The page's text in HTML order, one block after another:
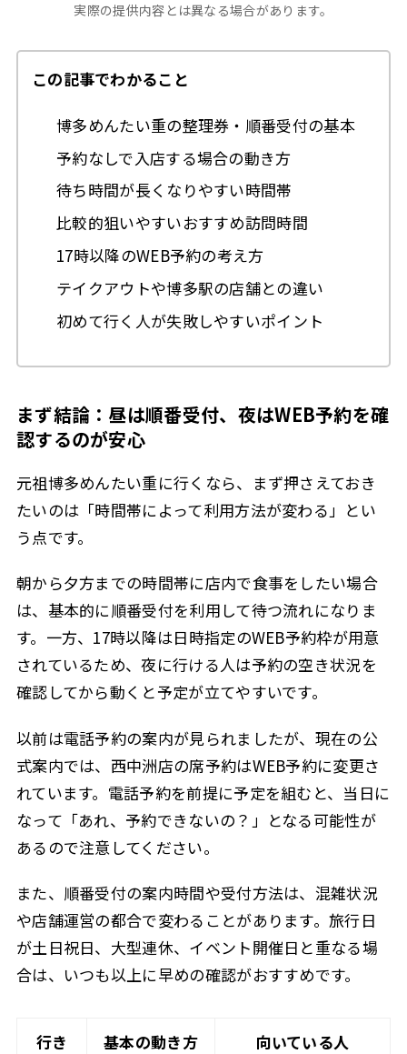
実際の提供内容とは異なる場合があります。
この記事でわかること
博多めんたい重の整理券・順番受付の基本
予約なしで入店する場合の動き方
待ち時間が長くなりやすい時間帯
比較的狙いやすいおすすめ訪問時間
17時以降のWEB予約の考え方
テイクアウトや博多駅の店舗との違い
初めて行く人が失敗しやすいポイント
まず結論：昼は順番受付、夜はWEB予約を確
認するのが安心
元祖博多めんたい重に行くなら、まず押さえておき
たいのは「時間帯によって利用方法が変わる」とい
う点です。
朝から夕方までの時間帯に店内で食事をしたい場合
は、基本的に順番受付を利用して待つ流れになりま
す。一方、17時以降は日時指定のWEB予約枠が用意
されているため、夜に行ける人は予約の空き状況を
確認してから動くと予定が立てやすいです。
以前は電話予約の案内が見られましたが、現在の公
式案内では、西中洲店の席予約はWEB予約に変更さ
れています。電話予約を前提に予定を組むと、当日に
なって「あれ、予約できないの？」となる可能性が
あるので注意してください。
また、順番受付の案内時間や受付方法は、混雑状況
や店舗運営の都合で変わることがあります。旅行日
が土日祝日、大型連休、イベント開催日と重なる場
合は、いつも以上に早めの確認がおすすめです。
行き 基本の動き方 向いている人